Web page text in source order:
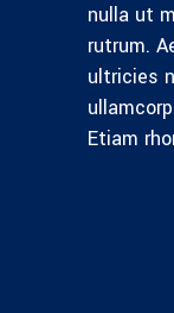
nulla ut
rutrum.
ultricies
Etiam